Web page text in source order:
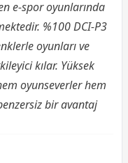
e-spor oyunlarında
%100 DCI-P3
oyunları ve
kılar. Yüksek
oyunseverler hem
bir avantaj